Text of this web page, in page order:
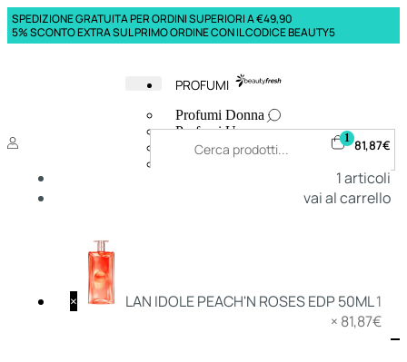
SPEDIZIONE GRATUITA PER ORDINI SUPERIORI A €49,90
5% SCONTO EXTRA SUL PRIMO ORDINE CON IL CODICE BEAUTY5
PROFUMI
Profumi Donna
Profumi Uomo
Deodoranti Donna
1 81,87€
1articoli
vai al carrello
× LAN IDOLE PEACH'N ROSES EDP 50ML1
× 81,87€